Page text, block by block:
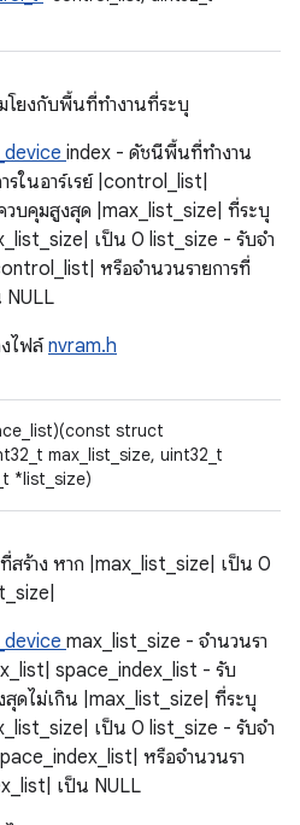
โยงกับพื้นที่ทำงานที่ระบุ
index - ดัชนีพื้นที่ทำงาน
ในอาร์เรย์ |control_list|
วบคุมสูงสุด |max_list_size| ที่ระบุ
เป็น 0 list_size - รับจํา
หรือจํานวนรายการที่
NULL
ไฟล์nvram.h
struct
max_list_size, uint32_t
*list_size)
สร้าง หาก |max_list_size| เป็น 0
max_list_size - จํานวนรา
space_index_list - รับ
สุดไม่เกิน |max_list_size| ที่ระบุ
เป็น 0 list_size - รับจํา
หรือจํานวนรา
เป็น NULL